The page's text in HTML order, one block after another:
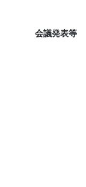
会議発表等